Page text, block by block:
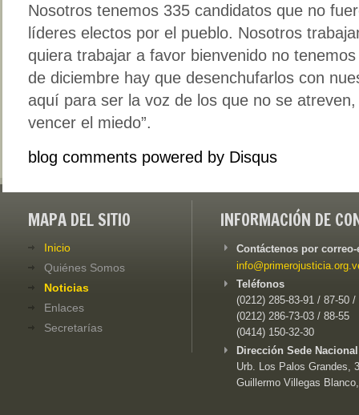
Nosotros tenemos 335 candidatos que no
líderes electos por el pueblo. Nosotros
quiera trabajar a favor bienvenido no
de diciembre hay que desenchufarlos con
aquí para ser la voz de los que no se
vencer el miedo”.
blog comments powered by Disqus
MAPA DEL SITIO
Inicio
Quiénes Somos
Noticias
Enlaces
Secretarías
INFORMACIÓN DE
Contáctenos por
Teléfonos
(0212) 285-83-91 / 87-50 /
(0212) 286-73-03 / 88-55
(0414) 150-32-30
Dirección Sede
Urb. Los Palos Grandes,
Guillermo Villegas